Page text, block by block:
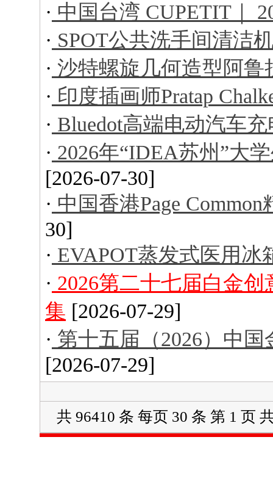
· 中国台湾 CUPETIT｜
· SPOT公共洗手间清洁
· 沙特螺旋几何造型阿鲁
· 印度插画师Pratap
· Bluedot高端电动汽车
· 2026年“IDEA苏州”大
[2026-07-30]
· 中国香港Page
30]
· EVAPOT蒸发式医用冰
· 2026第二十七届白金
集 [2026-07-29]
· 第十五届（2026）中
[2026-07-29]
共 96410 条 每页 30 条 第 1 页